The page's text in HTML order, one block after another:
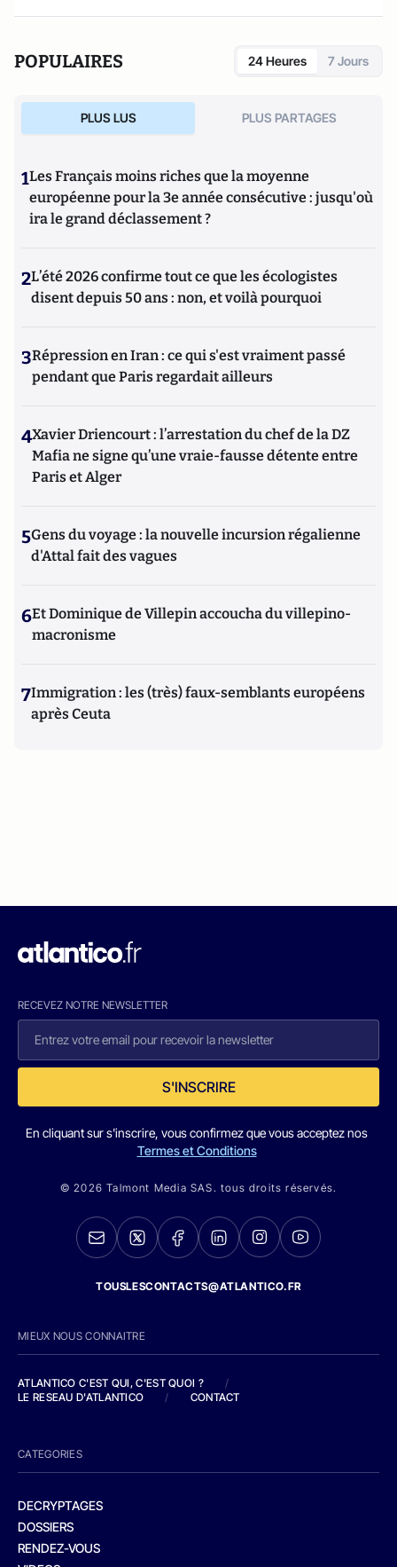
POPULAIRES 24 Heures 7 Jours
PLUS LUS PLUS PARTAGES
1Les Français moins riches que la moyenne
européenne pour la 3e année consécutive : jusqu'où
ira le grand déclassement ?
2L’été 2026 confirme tout ce que les écologistes
disent depuis 50 ans : non, et voilà pourquoi
3Répression en Iran : ce qui s'est vraiment passé
pendant que Paris regardait ailleurs
4Xavier Driencourt : l’arrestation du chef de la DZ
Mafia ne signe qu’une vraie-fausse détente entre
Paris et Alger
5Gens du voyage : la nouvelle incursion régalienne
d'Attal fait des vagues
6Et Dominique de Villepin accoucha du villepino-
macronisme
7Immigration : les (très) faux-semblants européens
après Ceuta
RECEVEZ NOTRE NEWSLETTER
S'INSCRIRE
En cliquant sur s'inscrire, vous confirmez que vous acceptez nos
Termes et Conditions
© 2026 Talmont Media SAS. tous droits réservés.
TOUSLESCONTACTS@ATLANTICO.FR
MIEUX NOUS CONNAITRE
ATLANTICO C'EST QUI, C'EST QUOI ?
/
LE RESEAU D'ATLANTICO
/ CONTACT
CATEGORIES
DECRYPTAGES
DOSSIERS
RENDEZ-VOUS